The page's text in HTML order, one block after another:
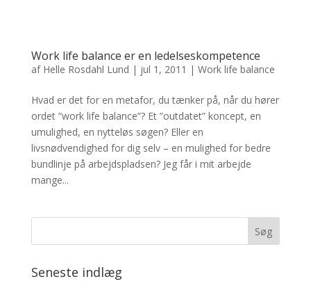
Work life balance er en ledelseskompetence
af Helle Rosdahl Lund | jul 1, 2011 | Work life balance
Hvad er det for en metafor, du tænker på, når du hører
ordet ”work life balance”? Et ”outdatet” koncept, en
umulighed, en nytteløs søgen? Eller en
livsnødvendighed for dig selv – en mulighed for bedre
bundlinje på arbejdspladsen? Jeg får i mit arbejde
mange...
Seneste indlæg